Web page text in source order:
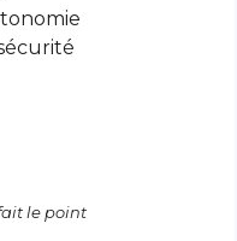
le point